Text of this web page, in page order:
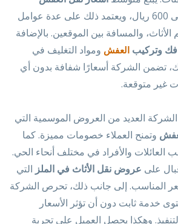
ما بين 250 إلى 600 ريال، ويعتمد ذلك على عدة عوامل
والمسافة بين الموقعين. بالإضافة
فك وتركيب العفش ومواد التغليف في
تضمن الشركة أسعارًا شفافة بدون أي
غير متوقعة.
العديد من العروض الموسمية التي
وتمنح العملاء خصومات مميزة. كما
والأفراد في مختلف أنحاء الحي.
على عروض نقل الأثاث في الملز التي
المناسب. إلى جانب ذلك، تحرص الشركة
خدمة ثابت دون أن تؤثر الأسعار
وهكذا يحصل العميل على تجربة